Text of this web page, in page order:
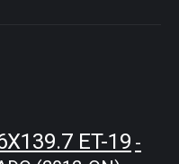
ET-19 -